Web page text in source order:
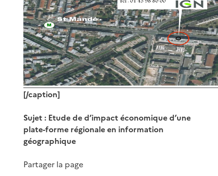
[/caption]
Sujet : Etude de d’impact économique d’une
plate-forme régionale en information
géographique
Partager la page